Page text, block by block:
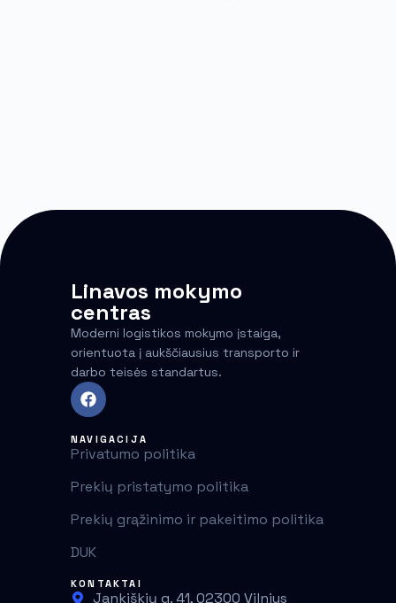
Linavos mokymo
centras
Moderni logistikos mokymo įstaiga,
orientuota į aukščiausius transporto ir
darbo teisės standartus.
NAVIGACIJA
Privatumo politika
Prekių pristatymo politika
Prekių grąžinimo ir pakeitimo politika
DUK
KONTAKTAI
Jankiškių g. 41, 02300 Vilnius